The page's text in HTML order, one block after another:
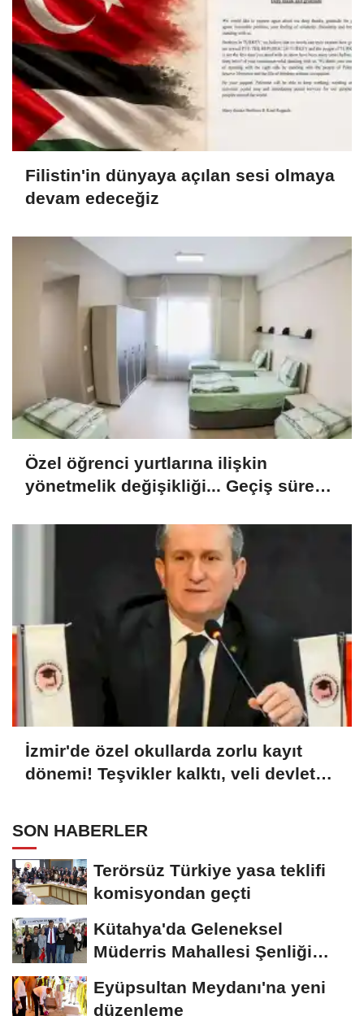
Filistin'in dünyaya açılan sesi olmaya
devam edeceğiz
Özel öğrenci yurtlarına ilişkin
yönetmelik değişikliği... Geçiş süresi
İzmir'de özel okullarda zorlu kayıt
dönemi! Teşvikler kalktı, veli devlet
SON HABERLER
Terörsüz Türkiye yasa teklifi
komisyondan geçti
Kütahya'da Geleneksel
Müderris Mahallesi Şenliği
Eyüpsultan Meydanı'na yeni
düzenleme